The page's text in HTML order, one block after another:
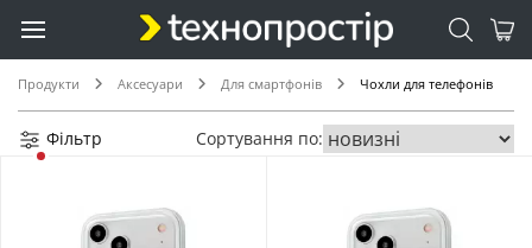
Продукти Аксесуари Для смартфонів Чохли для телефонів
Фільтр Сортування по: